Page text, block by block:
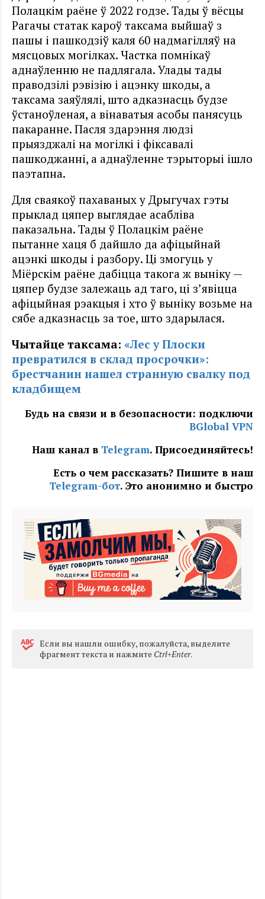
Полацкім раёне ў 2022 годзе. Тады ў вёсцы
Рагачы статак кароў таксама выйшаў з
пашы і пашкодзіў каля 60 надмагілляў на
мясцовых могілках. Частка помнікаў
аднаўленню не падлягала. Улады тады
праводзілі рэвізію і ацэнку шкоды, а
таксама заяўлялі, што адказнасць будзе
ўстаноўленая, а вінаватыя асобы панясуць
пакаранне. Пасля здарэння людзі
прыязджалі на могілкі і фіксавалі
пашкоджанні, а аднаўленне тэрыторыі ішло
паэтапна.
Для сваякоў пахаваных у Дрыгучах гэты
прыклад цяпер выглядае асабліва
паказальна. Тады ў Полацкім раёне
пытанне хаця б дайшло да афіцыйнай
ацэнкі шкоды і разбору. Ці змогуць у
Мiёрскім раёне дабіцца такога ж выніку —
цяпер будзе залежаць ад таго, ці з’явіцца
афіцыйная рэакцыя і хто ў выніку возьме на
сябе адказнасць за тое, што здарылася.
Чытайце таксама: «Лес у Плоски
превратился в склад просрочки»:
брестчанин нашел странную свалку под
кладбищем
Будь на связи и в безопасности: подключи
BGlobal VPN
Наш канал в Telegram. Присоединяйтесь!
Есть о чем рассказать? Пишите в наш
Telegram-бот. Это анонимно и быстро
Eсли вы нашли ошибку, пожалуйста, выделите
фрагмент текста и нажмите Ctrl+Enter.